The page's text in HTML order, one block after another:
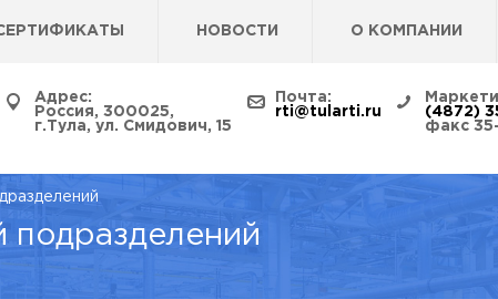
НОВОСТИ О КОМПАНИИ
Адрес:
Россия, 300025,
г.Тула, ул. Смидович, 15
Почта:
rti@tularti.ru
(4872)
факс
подразделений